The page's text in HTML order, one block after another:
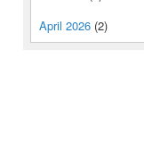
April 2026 (2)